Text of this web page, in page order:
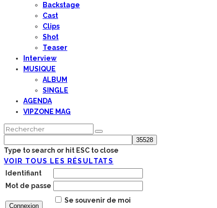
Backstage
Cast
Clips
Shot
Teaser
Interview
MUSIQUE
ALBUM
SINGLE
AGENDA
VIPZONE MAG
Type to search or hit ESC to close
VOIR TOUS LES RÉSULTATS
Identifiant
Mot de passe
Se souvenir de moi